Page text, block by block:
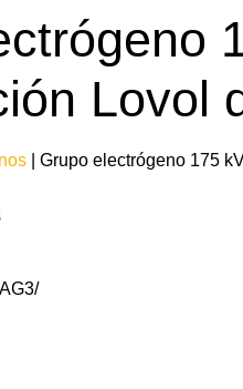
Lovol
| Grupo electrógeno 175